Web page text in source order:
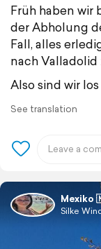
Früh haben wir
der Abholung
Fall, alles
nach Valladolid
Also sind wir
See translation
Mexiko
Silke